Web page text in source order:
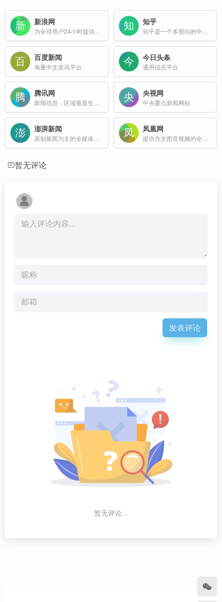
新浪网 知乎
百度新闻
海量中文资讯平台
今日头条
通用信息平台
腾讯网 央视网
中央重点新闻网站
澎湃新闻 凤凰网
暂无评论
发表评论
暂无评论...